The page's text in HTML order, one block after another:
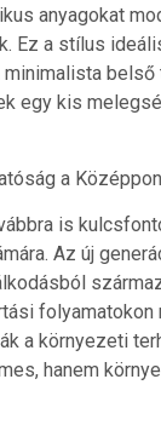
anyagokat
Ez a stílus
minimalista
egy kis
a
is
Az új
folyamatokon
a környezeti
hanem